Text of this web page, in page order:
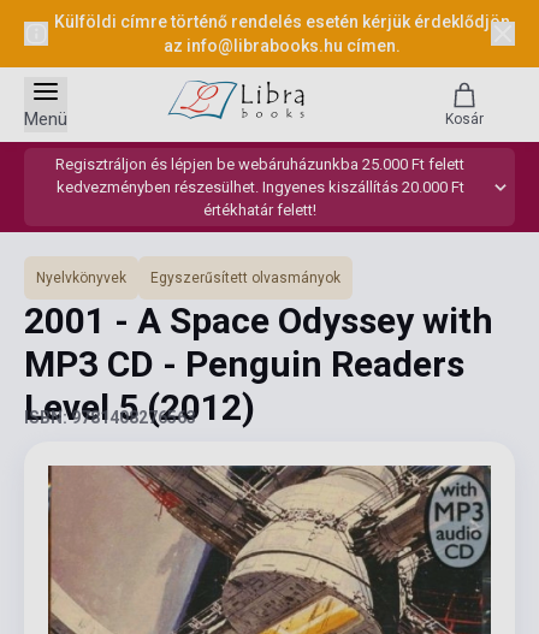
Külföldi címre történő rendelés esetén kérjük érdeklődjön
az info@librabooks.hu címen.
Regisztráljon és lépjen be webáruházunkba 25.000 Ft felett
kedvezményben részesülhet. Ingyenes kiszállítás 20.000 Ft
értékhatár felett!
Menü Kosár
Nyelvkönyvek Egyszerűsített olvasmányok
2001 - A Space Odyssey with
MP3 CD - Penguin Readers
Level 5(2012)
ISBN: 9781408276563